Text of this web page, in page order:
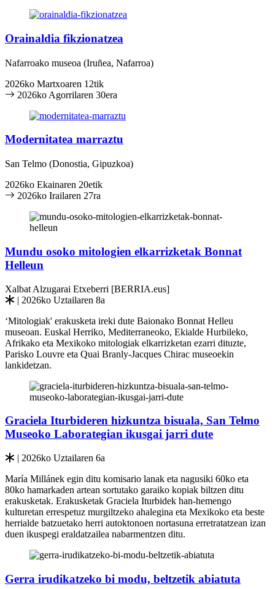
Orainaldia fikzionatzea
Nafarroako museoa (Iruñea, Nafarroa)
2026ko Martxoaren 12tik
2026ko Agorrilaren 30era
Modernitatea marraztu
San Telmo (Donostia, Gipuzkoa)
2026ko Ekainaren 20etik
2026ko Irailaren 27ra
Mundu osoko mitologien elkarrizketak Bonnat
Helleun
Xalbat Alzugarai Etxeberri [BERRIA.eus]
| 2026ko Uztailaren 8a
‘Mitologiak' erakusketa ireki dute Baionako Bonnat Helleu
museoan. Euskal Herriko, Mediterraneoko, Ekialde Hurbileko,
Afrikako eta Mexikoko mitologiak elkarrizketan ezarri dituzte,
Parisko Louvre eta Quai Branly-Jacques Chirac museoekin
lankidetzan.
Graciela Iturbideren hizkuntza bisuala, San Telmo
Museoko Laborategian ikusgai jarri dute
| 2026ko Uztailaren 6a
María Millánek egin ditu komisario lanak eta nagusiki 60ko eta
80ko hamarkaden artean sortutako garaiko kopiak biltzen ditu
erakusketak. Erakusketak Graciela Iturbidek han-hemengo
kulturetan errespetuz murgiltzeko ahalegina eta Mexikoko eta beste
herrialde batzuetako herri autoktonoen nortasuna erretratatzean izan
duen ikuspegi eraldatzailea nabarmentzen ditu.
Gerra irudikatzeko bi modu, beltzetik abiatuta